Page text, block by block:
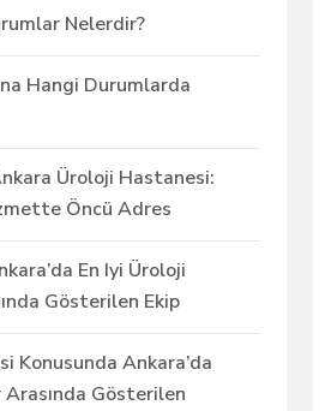
Nelerdir?
Hangi Durumlarda
Üroloji Hastanesi:
Öncü Adres
En Iyi Üroloji
Gösterilen Ekip
Konusunda Ankara’da
Gösterilen